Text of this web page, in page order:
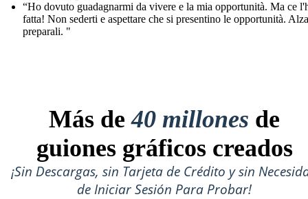
“Ho dovuto guadagnarmi da vivere e la mia opportunità. Ma ce
fatta! Non sederti e aspettare che si presentino le opportunità.
preparali. "
Más de40 millones de
guiones gráficos creados
¡Sin Descargas, sin Tarjeta de Crédito y sin
de Iniciar Sesión Para Probar!